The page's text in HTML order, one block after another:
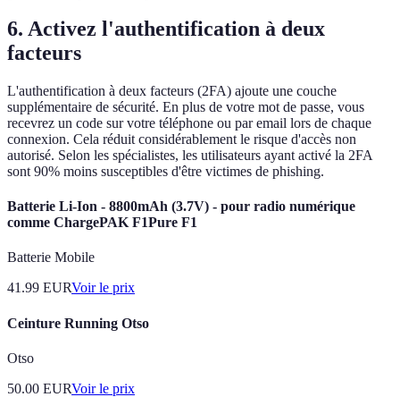
6. Activez l'authentification à deux
facteurs
L'authentification à deux facteurs (2FA) ajoute une couche
supplémentaire de sécurité. En plus de votre mot de passe, vous
recevrez un code sur votre téléphone ou par email lors de chaque
connexion. Cela réduit considérablement le risque d'accès non
autorisé. Selon les spécialistes, les utilisateurs ayant activé la 2FA
sont 90% moins susceptibles d'être victimes de phishing.
Batterie Li-Ion - 8800mAh (3.7V) - pour radio numérique
comme ChargePAK F1Pure F1
Batterie Mobile
41.99 EURVoir le prix
Ceinture Running Otso
Otso
50.00 EURVoir le prix